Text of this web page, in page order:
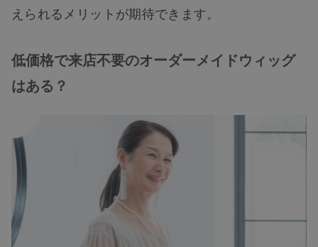
えられるメリットが期待できます。
低価格で来店不要のオーダーメイドウィッグ
はある？